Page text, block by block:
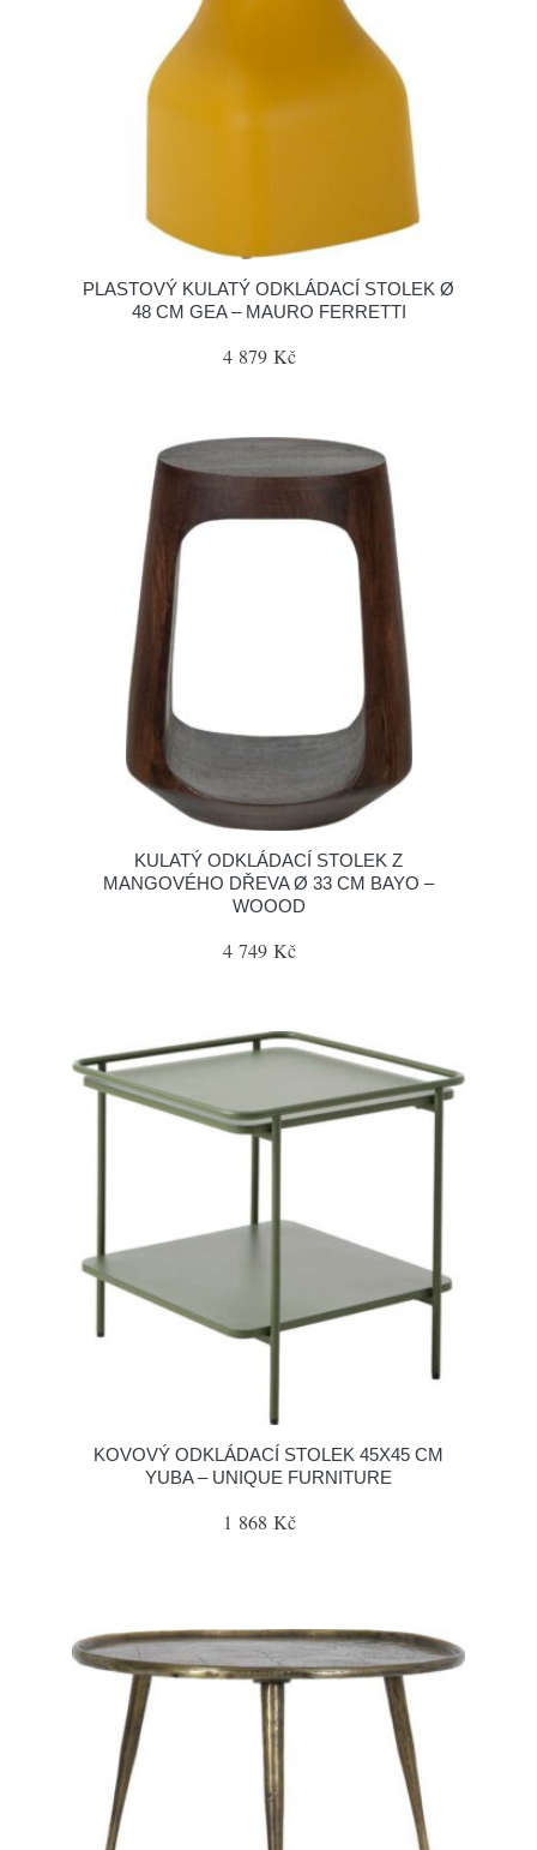
PLASTOVÝ KULATÝ ODKLÁDACÍ STOLEK Ø
48 CM GEA – MAURO FERRETTI
4 879 Kč
KULATÝ ODKLÁDACÍ STOLEK Z
MANGOVÉHO DŘEVA Ø 33 CM BAYO –
WOOOD
4 749 Kč
KOVOVÝ ODKLÁDACÍ STOLEK 45X45 CM
YUBA – UNIQUE FURNITURE
1 868 Kč